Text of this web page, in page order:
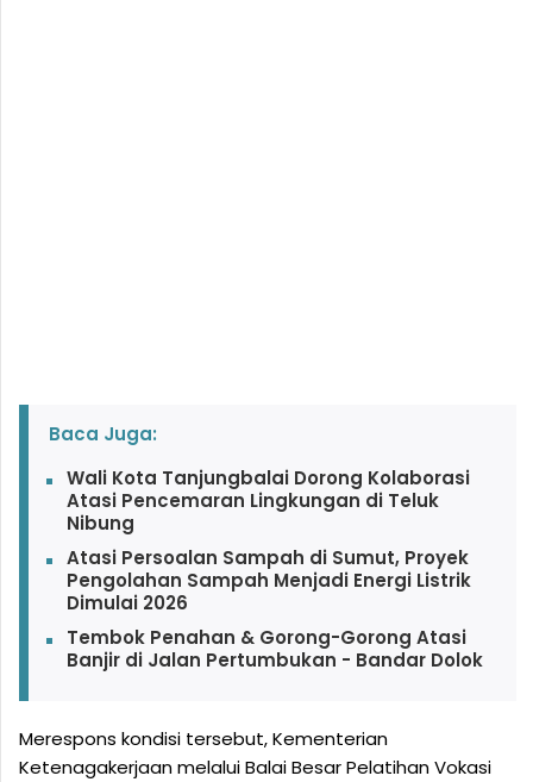
Baca Juga:
Wali Kota Tanjungbalai Dorong Kolaborasi
Atasi Pencemaran Lingkungan di Teluk
Nibung
Atasi Persoalan Sampah di Sumut, Proyek
Pengolahan Sampah Menjadi Energi Listrik
Dimulai 2026
Tembok Penahan & Gorong-Gorong Atasi
Banjir di Jalan Pertumbukan - Bandar Dolok
Merespons kondisi tersebut, Kementerian
Ketenagakerjaan melalui Balai Besar Pelatihan Vokasi